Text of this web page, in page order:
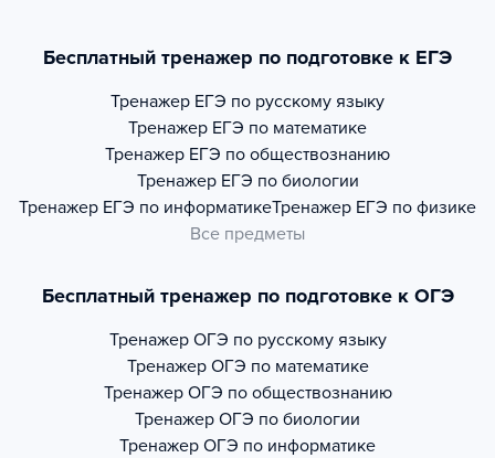
Бесплатный тренажер по подготовке к ЕГЭ
Тренажер ЕГЭ по русскому языку
Тренажер ЕГЭ по математике
Тренажер ЕГЭ по обществознанию
Тренажер ЕГЭ по биологии
Тренажер ЕГЭ по информатикеТренажер ЕГЭ по физике
Все предметы
Бесплатный тренажер по подготовке к ОГЭ
Тренажер ОГЭ по русскому языку
Тренажер ОГЭ по математике
Тренажер ОГЭ по обществознанию
Тренажер ОГЭ по биологии
Тренажер ОГЭ по информатике